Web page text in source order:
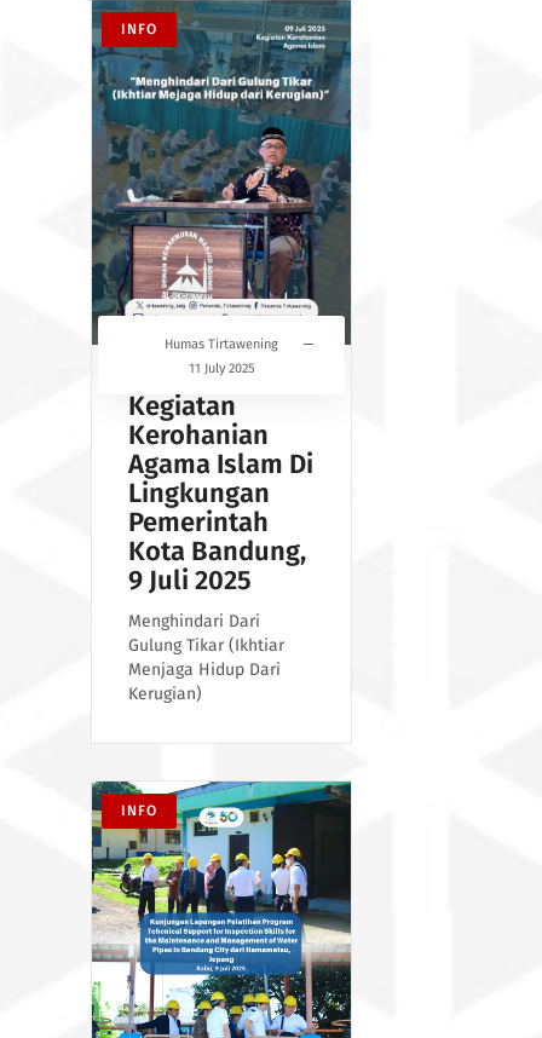
INFO
Humas Tirtawening
11 July 2025
Kegiatan
Kerohanian
Agama Islam Di
Lingkungan
Pemerintah
Kota Bandung,
9 Juli 2025
Menghindari Dari
Gulung Tikar (Ikhtiar
Menjaga Hidup Dari
Kerugian)
INFO